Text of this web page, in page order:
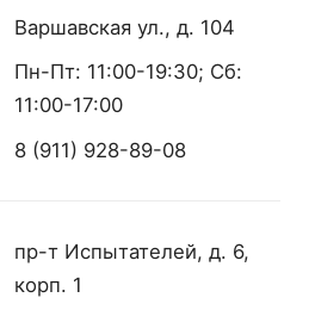
Варшавская ул., д. 104
Пн-Пт: 11:00-19:30; Сб:
11:00-17:00
8 (911) 928-89-08
пр-т Испытателей, д. 6,
корп. 1